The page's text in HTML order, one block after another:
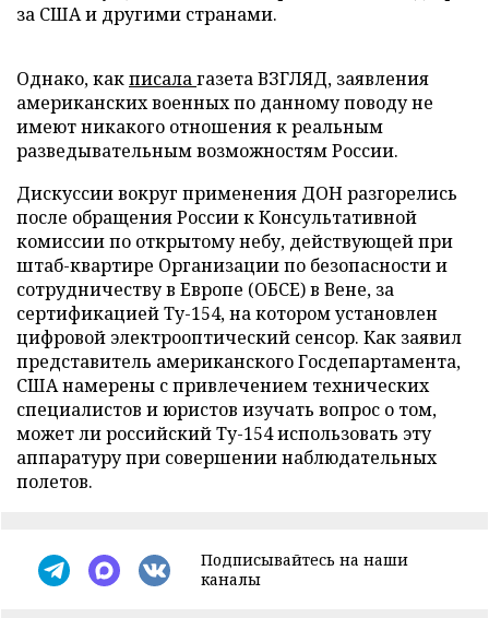
за США и другими странами.
Однако, какписалагазета ВЗГЛЯД, заявления
американских военных по данному поводу не
имеют никакого отношения к реальным
разведывательным возможностям России.
Дискуссии вокруг применения ДОН разгорелись
после обращения России к Консультативной
комиссии по открытому небу, действующей при
штаб-квартире Организации по безопасности и
сотрудничеству в Европе (ОБСЕ) в Вене, за
сертификацией Ту-154, на котором установлен
цифровой электрооптический сенсор. Как заявил
представитель американского Госдепартамента,
США намерены с привлечением технических
специалистов и юристов изучать вопрос о том,
может ли российский Ту-154 использовать эту
аппаратуру при совершении наблюдательных
полетов.
Подписывайтесь на наши
каналы